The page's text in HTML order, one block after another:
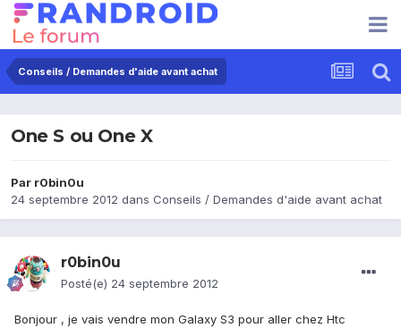
Conseils / Demandes d'aide avant achat
One S ou One X
Par r0bin0u
24 septembre 2012 dans Conseils / Demandes d'aide avant achat
r0bin0u
Posté(e) 24 septembre 2012
Bonjour , je vais vendre mon Galaxy S3 pour aller chez Htc